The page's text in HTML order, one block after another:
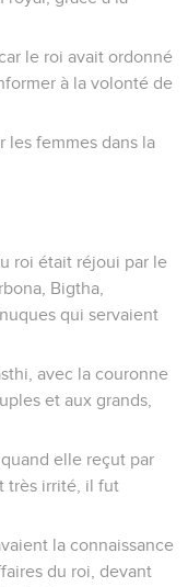
le roi avait ordonné
à la volonté de
les femmes dans la
roi était réjoui par le
Bigtha,
qui servaient
avec la couronne
et aux grands,
elle reçut par
très irrité, il fut
la connaissance
du roi, devant